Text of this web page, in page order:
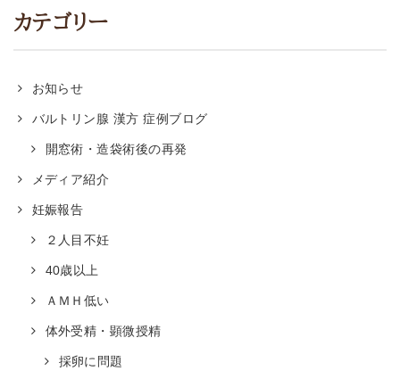
カテゴリー
お知らせ
バルトリン腺 漢方 症例ブログ
開窓術・造袋術後の再発
メディア紹介
妊娠報告
２人目不妊
40歳以上
ＡＭＨ低い
体外受精・顕微授精
採卵に問題